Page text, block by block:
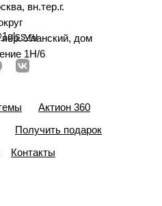
вн.тер.г.
Уланский, дом
1Н/6
Актион 360
Получить подарок
Контакты